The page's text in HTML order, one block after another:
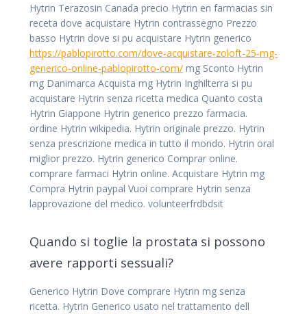
Hytrin Terazosin Canada precio Hytrin en farmacias sin
receta dove acquistare Hytrin contrassegno Prezzo
basso Hytrin dove si pu acquistare Hytrin generico
https://pablopirotto.com/dove-acquistare-zoloft-25-mg-
generico-online-pablopirotto-com/ mg Sconto Hytrin
mg Danimarca Acquista mg Hytrin Inghilterra si pu
acquistare Hytrin senza ricetta medica Quanto costa
Hytrin Giappone Hytrin generico prezzo farmacia.
ordine Hytrin wikipedia. Hytrin originale prezzo. Hytrin
senza prescrizione medica in tutto il mondo. Hytrin oral
miglior prezzo. Hytrin generico Comprar online.
comprare farmaci Hytrin online. Acquistare Hytrin mg
Compra Hytrin paypal Vuoi comprare Hytrin senza
lapprovazione del medico. volunteerfrdbdsit
Quando si toglie la prostata si possono
avere rapporti sessuali?
Generico Hytrin Dove comprare Hytrin mg senza
ricetta. Hytrin Generico usato nel trattamento dell